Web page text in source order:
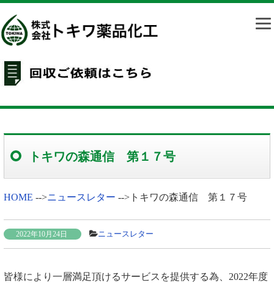
トキワの森通信 第１７号
HOME -->ニュースレター --> トキワの森通信 第１７号
2022年10月24日 ニュースレター
皆様により一層満足頂けるサービスを提供する為、2022年度